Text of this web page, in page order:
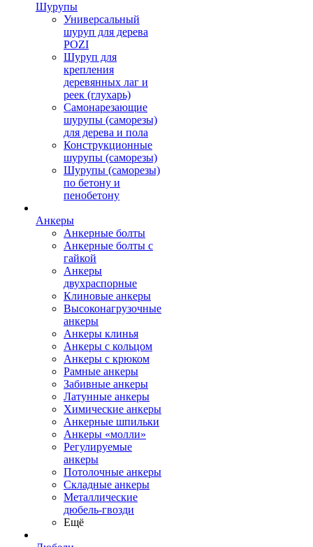
Шурупы
Универсальный
шуруп для дерева
POZI
Шуруп для
крепления
деревянных лаг и
реек (глухарь)
Самонарезающие
шурупы (саморезы)
для дерева и пола
Конструкционные
шурупы (саморезы)
Шурупы (саморезы)
по бетону и
пенобетону
Анкеры
Анкерные болты
Анкерные болты с
гайкой
Анкеры
двухраспорные
Клиновые анкеры
Высоконагрузочные
анкеры
Анкеры клинья
Анкеры с кольцом
Анкеры с крюком
Рамные анкеры
Забивные анкеры
Латунные анкеры
Химические анкеры
Анкерные шпильки
Анкеры «молли»
Регулируемые
анкеры
Потолочные анкеры
Складные анкеры
Металлические
дюбель-гвозди
Ещё